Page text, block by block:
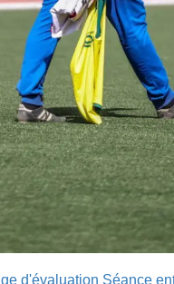
d'évaluation Séance